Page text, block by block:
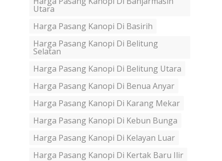
Utara
Harga Pasang Kanopi Di Basirih
Harga Pasang Kanopi Di Belitung
Selatan
Harga Pasang Kanopi Di Belitung Utara
Harga Pasang Kanopi Di Benua Anyar
Harga Pasang Kanopi Di Karang Mekar
Harga Pasang Kanopi Di Kebun Bunga
Harga Pasang Kanopi Di Kelayan Luar
Harga Pasang Kanopi Di Kertak Baru Ilir